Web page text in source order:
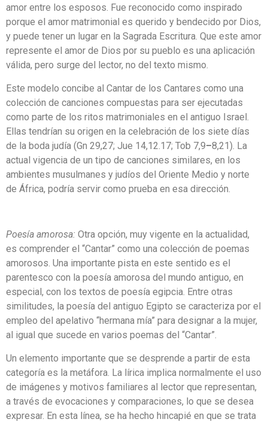
amor entre los esposos. Fue reconocido como inspirado
porque el amor matrimonial es querido y bendecido por Dios,
y puede tener un lugar en la Sagrada Escritura. Que este amor
represente el amor de Dios por su pueblo es una aplicación
válida, pero surge del lector, no del texto mismo.
Este modelo concibe al Cantar de los Cantares como una
colección de canciones compuestas para ser ejecutadas
como parte de los ritos matrimoniales en el antiguo Israel.
Ellas tendrían su origen en la celebración de los siete días
de la boda judía (Gn 29,27; Jue 14,12.17; Tob 7,9–8,21). La
actual vigencia de un tipo de canciones similares, en los
ambientes musulmanes y judíos del Oriente Medio y norte
de África, podría servir como prueba en esa dirección.
Poesía amorosa: Otra opción, muy vigente en la actualidad,
es comprender el “Cantar” como una colección de poemas
amorosos. Una importante pista en este sentido es el
parentesco con la poesía amorosa del mundo antiguo, en
especial, con los textos de poesía egipcia. Entre otras
similitudes, la poesía del antiguo Egipto se caracteriza por el
empleo del apelativo “hermana mía” para designar a la mujer,
al igual que sucede en varios poemas del “Cantar”.
Un elemento importante que se desprende a partir de esta
categoría es la metáfora. La lírica implica normalmente el uso
de imágenes y motivos familiares al lector que representan,
a través de evocaciones y comparaciones, lo que se desea
expresar. En esta línea, se ha hecho hincapié en que se trata